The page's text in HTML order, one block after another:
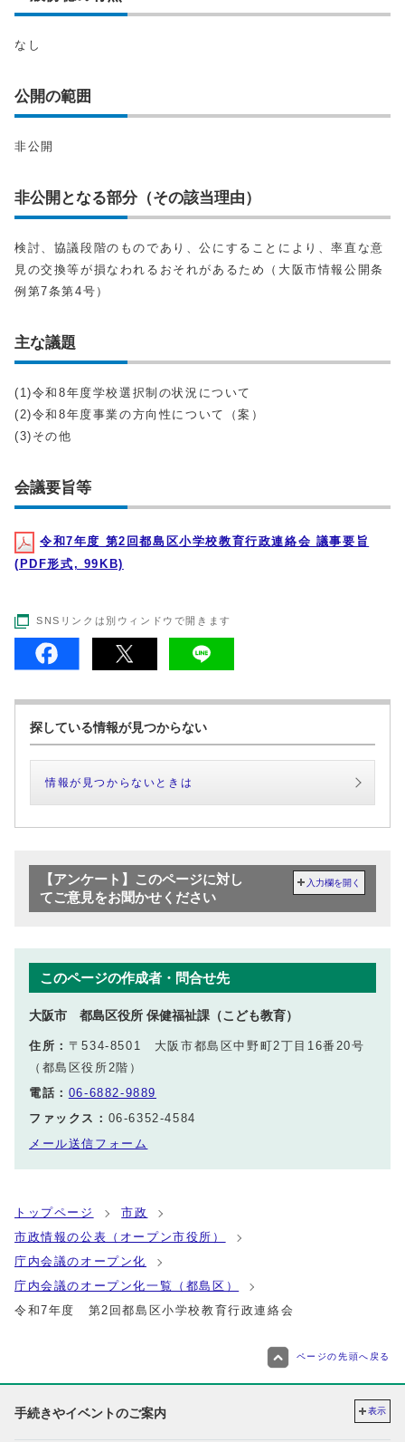
なし
公開の範囲
非公開
非公開となる部分（その該当理由）
検討、協議段階のものであり、公にすることにより、率直な意
見の交換等が損なわれるおそれがあるため（大阪市情報公開条
例第7条第4号）
主な議題
(1)令和8年度学校選択制の状況について
(2)令和8年度事業の方向性について（案）
(3)その他
会議要旨等
令和7年度 第2回都島区小学校教育行政連絡会 議事要旨
(PDF形式, 99KB)
SNSリンクは別ウィンドウで開きます
探している情報が見つからない
情報が見つからないときは
【アンケート】このページに対し
てご意見をお聞かせください
入力欄を開く
このページの作成者・問合せ先
大阪市 都島区役所 保健福祉課（こども教育）
住所： 〒534-8501 大阪市都島区中野町2丁目16番20号
（都島区役所2階）
電話： 06-6882-9889
ファックス： 06-6352-4584
メール送信フォーム
トップページ
市政
市政情報の公表（オープン市役所）
庁内会議のオープン化
庁内会議のオープン化一覧（都島区）
令和7年度 第2回都島区小学校教育行政連絡会
ページの先頭へ戻る
手続きやイベントのご案内 表示